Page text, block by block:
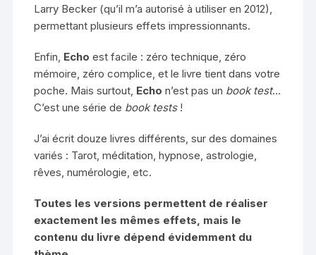
Larry Becker (qu’il m’a autorisé à utiliser en 2012),
permettant plusieurs effets impressionnants.
Enfin, Echoest facile : zéro technique, zéro
mémoire, zéro complice, et le livre tient dans votre
poche. Mais surtout, Echon’est pas un book test…
C’est une série de book tests !
J’ai écrit douze livres différents, sur des domaines
variés : Tarot, méditation, hypnose, astrologie,
rêves, numérologie, etc.
Toutes les versions permettent de réaliser
exactement les mêmes effets, mais le
contenu du livre dépend évidemment du